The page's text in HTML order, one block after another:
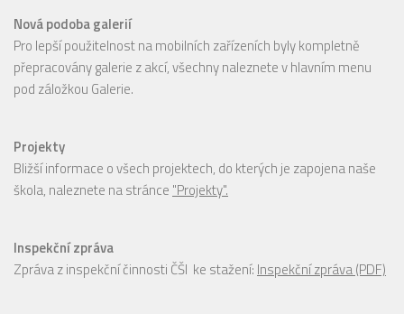
Nová podoba galerií
Pro lepší použitelnost na mobilních zařízeních byly kompletně
přepracovány galerie z akcí, všechny naleznete v hlavním menu
pod záložkou Galerie.
Projekty
Bližší informace o všech projektech, do kterých je zapojena naše
škola, naleznete na stránce "Projekty".
Inspekční zpráva
Zpráva z inspekční činnosti ČŠI ke stažení: Inspekční zpráva (PDF)